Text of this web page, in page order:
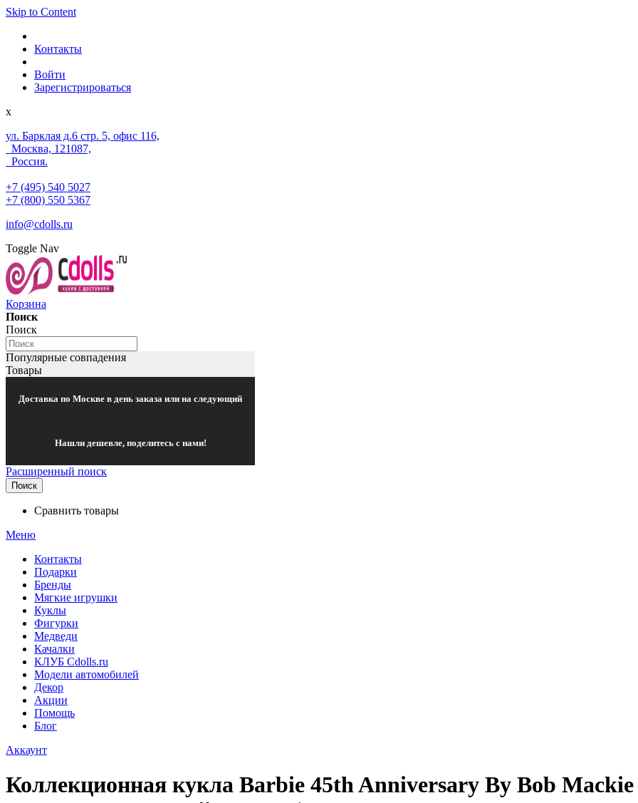
Skip to Content
Контакты
Войти
Зарегистрироваться
x
ул. Барклая д.6 стр. 5, офис 116,
Москва, 121087,
Россия.
+7 (495) 540 5027
+7 (800) 550 5367
info@cdolls.ru
Toggle Nav
Корзина
Поиск
Поиск
Популярные совпадения
Товары
Доставка по Москве в день заказа или на следующий
Нашли дешевле, поделитесь с нами!
Расширенный поиск
Поиск
Сравнить товары
Меню
Контакты
Подарки
Бренды
Мягкие игрушки
Куклы
Фигурки
Медведи
Качалки
КЛУБ Cdolls.ru
Модели автомобилей
Декор
Акции
Помощь
Блог
Аккаунт
Коллекционная кукла Barbie 45th Anniversary By Bob